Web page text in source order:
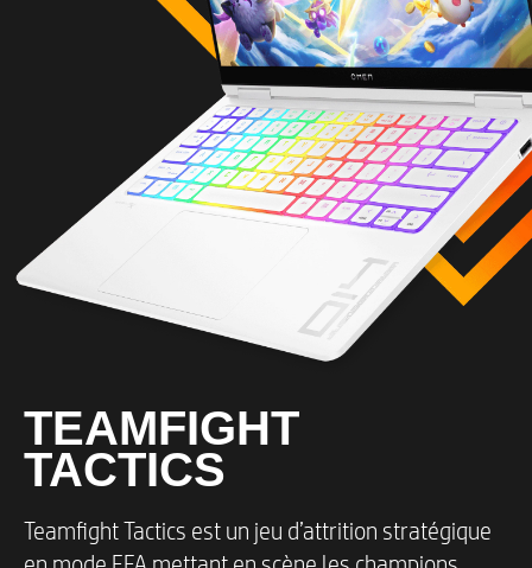
TEAMFIGHT
TACTICS
Teamfight Tactics est un jeu d’attrition stratégique